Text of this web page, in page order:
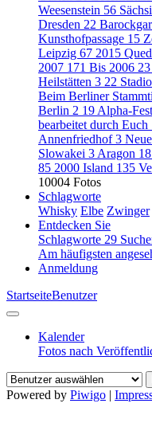
Weesenstein 56
Dresden 22
Kunsthofpassage 15
Leipzig 67 2015
2007 171 Bis 2006 23
Heilstätten 3 22
Beim Berliner
Berlin 2 19 Alpha-
bearbeitet durch Euch
Annenfriedhof3
Slowakei 3 Aragon 18
85 2000 Island 135
10004 Fotos
Schlagworte
Whisky Elbe Zwinger
Entdecken Sie
Schlagworte 29
Am häufigsten
Anmeldung
StartseiteBenutzer
Kalender
Fotos nach
Powered by Piwigo |